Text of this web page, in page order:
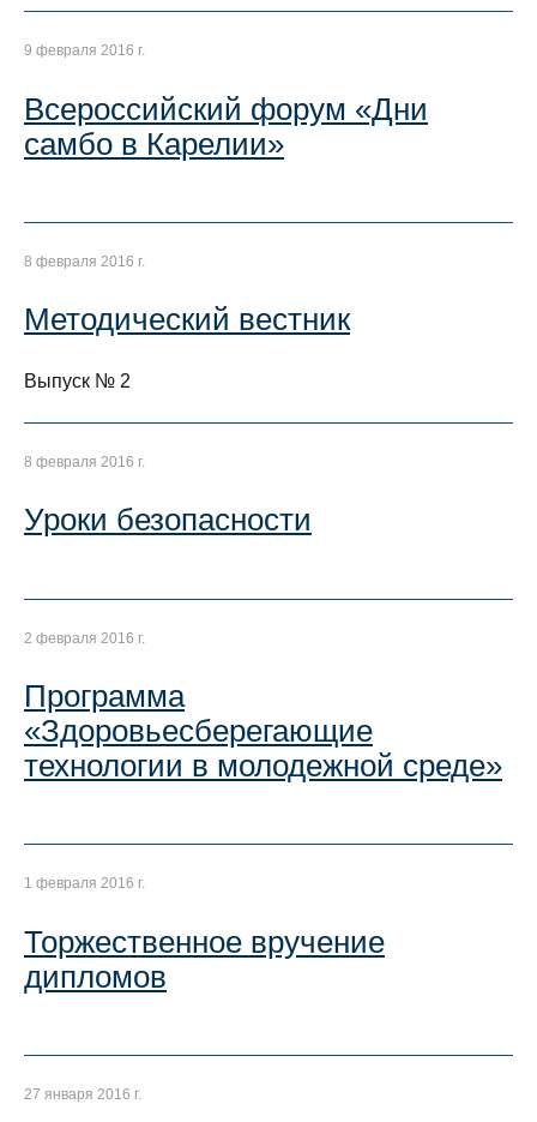
9 февраля 2016 г.
Всероссийский форум «Дни
самбо в Карелии»
8 февраля 2016 г.
Методический вестник
Выпуск № 2
8 февраля 2016 г.
Уроки безопасности
2 февраля 2016 г.
Программа
«Здоровьесберегающие
технологии в молодежной среде»
1 февраля 2016 г.
Торжественное вручение
дипломов
27 января 2016 г.